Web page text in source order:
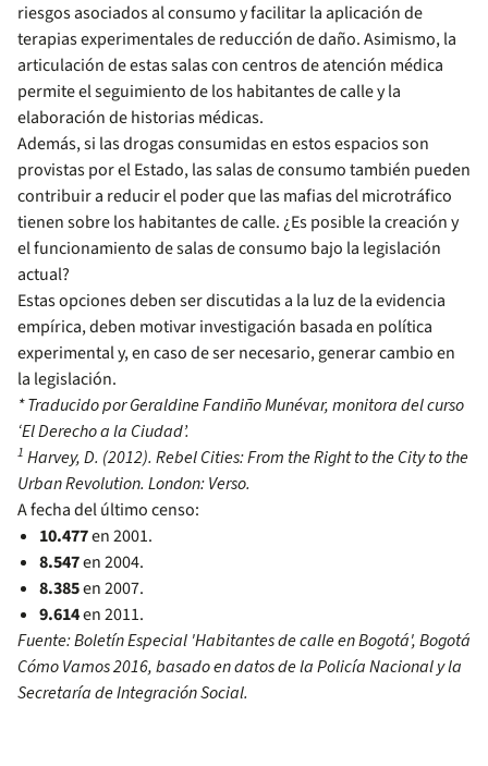
riesgos asociados al consumo y facilitar la aplicación de
terapias experimentales de reducción de daño. Asimismo, la
articulación de estas salas con centros de atención médi­ca
permite el seguimiento de los habitantes de calle y la
elaboración de historias médicas.
Además, si las drogas consumidas en estos espacios son
provistas por el Estado, las salas de consumo también pueden
contribuir a redu­cir el poder que las mafias del microtráfico
tienen sobre los habitantes de calle. ¿Es posible la creación y
el funcionamiento de salas de consu­mo bajo la legislación
actual?
Estas opciones deben ser discutidas a la luz de la evidencia
empírica, deben motivar investigación basada en política
experimental y, en caso de ser necesario, generar cambio en
la legislación.
* Traducido por Geraldine Fandiño Munévar, monitora del curso
‘El Derecho a la Ciudad’.
1 Harvey, D. (2012). Rebel Cities: From the Right to the City to the
Urban Revolution. London: Verso.
A fecha del último censo:
10.477en 2001.
8.547en 2004.
8.385en 2007.
9.614en 2011.
Fuente: Boletín Especial 'Habitantes de calle en Bogotá', Bogotá
Cómo Vamos 2016, basado en datos de la Policía Nacional y la
Secretaría de Integración Social.